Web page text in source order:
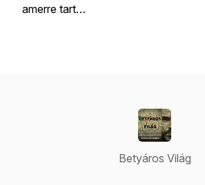
amerre tart…
Betyáros Világ